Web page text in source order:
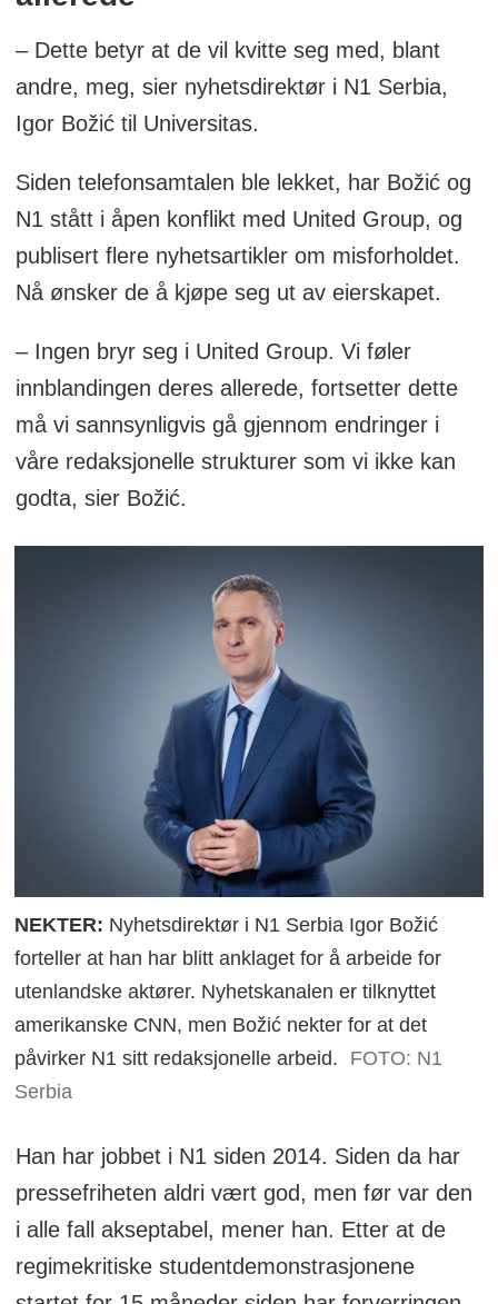
– Dette betyr at de vil kvitte seg med, blant
andre, meg, sier nyhetsdirektør i N1 Serbia,
Igor Božić til Universitas.
Siden telefonsamtalen ble lekket, har Božić og
N1 stått i åpen konflikt med United Group, og
publisert flere nyhetsartikler om misforholdet.
Nå ønsker de å kjøpe seg ut av eierskapet.
– Ingen bryr seg i United Group. Vi føler
innblandingen deres allerede, fortsetter dette
må vi sannsynligvis gå gjennom endringer i
våre redaksjonelle strukturer som vi ikke kan
godta, sier Božić.
NEKTER: Nyhetsdirektør i N1 Serbia Igor Božić
forteller at han har blitt anklaget for å arbeide for
utenlandske aktører. Nyhetskanalen er tilknyttet
amerikanske CNN, men Božić nekter for at det
påvirker N1 sitt redaksjonelle arbeid.
FOTO: N1
Serbia
Han har jobbet i N1 siden 2014. Siden da har
pressefriheten aldri vært god, men før var den
i alle fall akseptabel, mener han. Etter at de
regimekritiske studentdemonstrasjonene